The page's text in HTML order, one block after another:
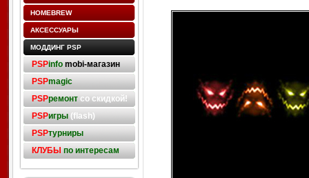
HOMEBREW
АКСЕССУАРЫ
МОДДИНГ PSP
PSPinfo mobi-магазин
PSPmagic
PSPремонтсо скидкой!
PSPигры(flash)
PSPтурниры
КЛУБЫ по интересам